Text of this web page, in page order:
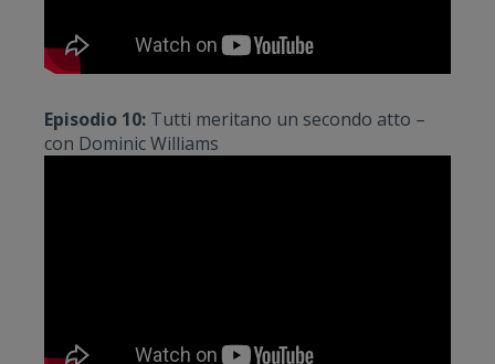
Episodio 10: Tutti meritano un secondo atto –
con Dominic Williams